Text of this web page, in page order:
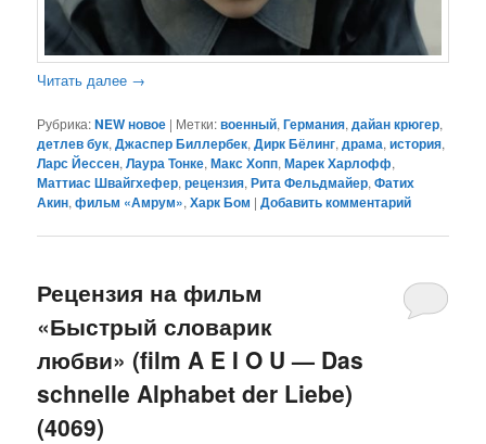
Читать далее →
Рубрика:NEW новое | Метки:военный,Германия,дайан крюгер,
детлев бук,Джаспер Биллербек,Дирк Бёлинг,драма,история,
Ларс Йессен,Лаура Тонке,Макс Хопп,Марек Харлофф,
Маттиас Швайгхефер,рецензия,Рита Фельдмайер,Фатих
Акин,фильм «Амрум»,Харк Бом |Добавить комментарий
Рецензия на фильм
«Быстрый словарик
любви» (film A E I O U — Das
schnelle Alphabet der Liebe)
(4069)